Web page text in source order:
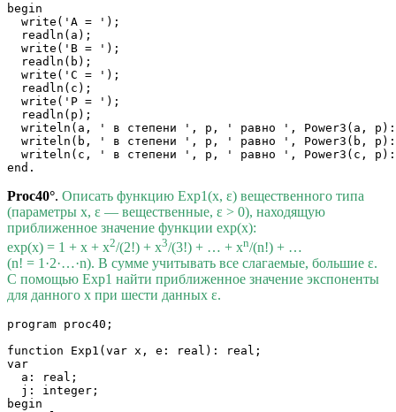
begin
  write('A = ');
  readln(a);
  write('B = ');
  readln(b);
  write('C = ');
  readln(c);
  write('P = ');
  readln(p);
writeln(a, ' в степени ', p, ' равно ', Power3(a,
writeln(b, ' в степени ', p, ' равно ', Power3(b,
writeln(c, ' в степени ', p, ' равно ', Power3(c,
Proc40°. Описать функцию Exp1(x, ε) вещественного типа
(параметры x, ε — вещественные, ε > 0), находящую
приближенное значение функции exp(x):
exp(x) = 1 + x + x2/(2!) + x3/(3!) + … + xn/(n!) + …
(n! = 1·2·…·n). В сумме учитывать все слагаемые, большие ε.
С помощью Exp1 найти приближенное значение экспоненты
для данного x при шести данных ε.
program proc40;
function Exp1(var x, e: real): real;
var
  a: real;
  j: integer;
begin